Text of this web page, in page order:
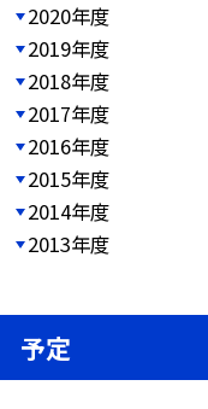
2020年度
2019年度
2018年度
2017年度
2016年度
2015年度
2014年度
2013年度
予定